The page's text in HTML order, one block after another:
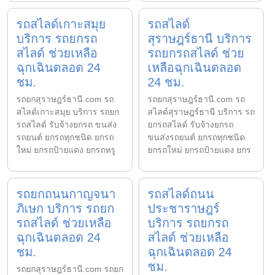
รถสไลด์เกาะสมุย
บริการ รถยกรถ
สไลด์ ช่วยเหลือ
ฉุกเฉินตลอด 24
ชม.
รถยกสุราษฎร์ธานี.com รถ
สไลด์เกาะสมุย บริการ รถยก
รถสไลด์ รับจ้างยกรถ ขนส่ง
รถยนต์ ยกรถทุกชนิด ยกรถ
ใหม่ ยกรถป้ายแดง ยกรถหรู
รถสไลด์
สุราษฎร์ธานี บริการ
รถยกรถสไลด์ ช่วย
เหลือฉุกเฉินตลอด
24 ชม.
รถยกสุราษฎร์ธานี.com รถ
สไลด์สุราษฎร์ธานี บริการ รถ
ยกรถสไลด์ รับจ้างยกรถ
ขนส่งรถยนต์ ยกรถทุกชนิด
ยกรถใหม่ ยกรถป้ายแดง ยกร
รถยกถนนกาญจนา
ภิเษก บริการ รถยก
รถสไลด์ ช่วยเหลือ
ฉุกเฉินตลอด 24
ชม.
รถยกสุราษฎร์ธานี.com รถยก
รถสไลด์ถนน
ประชาราษฎร์
บริการ รถยกรถ
สไลด์ ช่วยเหลือ
ฉุกเฉินตลอด 24
ชม.